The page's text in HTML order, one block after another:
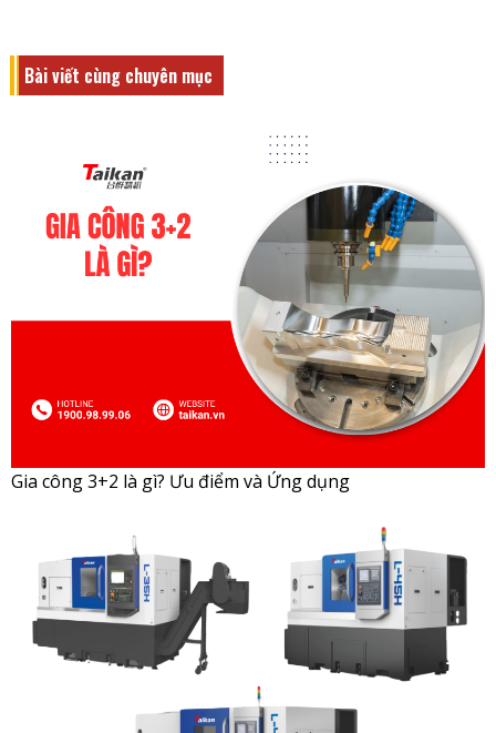
Bài viết cùng chuyên mục
Gia công 3+2 là gì? Ưu điểm và Ứng dụng